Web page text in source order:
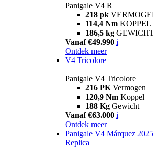
Panigale V4 R
218 pk
114,4 Nm KOPPEL
186,5 kg
Vanaf €49.990 i
Ontdek meer
V4 Tricolore
Panigale V4 Tricolore
216 PK Vermogen
120,9 Nm Koppel
188 Kg Gewicht
Vanaf €63.000 i
Ontdek meer
Panigale V4 Márquez
Replica